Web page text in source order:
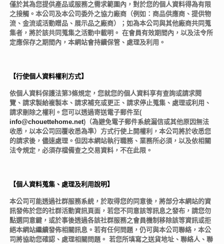
僅於其為您提供產品或服務之需求範圍內，對於您的個人資料得為有限
之接觸。本公司及本公司委外之協力廠商（例如：商品供應商、提供物
流、金流或活動贈品、展示品之廠商）；如為本公司與其他廠商共同蒐
集者，將於該共同蒐集之活動中載明。 在會員有效期間內，以及法令所
定應保存之期間內，本網站會持續保管、處理及利用。
【行使個人資料權利方式】
依個人資料保護法第3條規定，您就您的個人資料享有查詢或請求閱
覽、請求製給複製本、請求補充或更正、請求停止蒐集、處理或利用、
請求刪除之權利。您可以透過寄送電子郵件至(
info@chouettehome.net)（為避免電子郵件系統漏信或其他原因無法
收悉，以本公司回覆收悉為準）方式行使上開權利，本公司將於收悉您
的請求後，儘速處理。但因本網站執行職務、業務所必須，以及依相關
法令規定，必須存檔備查之交易資料，不在此限。
【個人資料蒐集、處理及利用說明】
本公司可能透過社群服務系統，於取得您的同意後，將部分本網站的資
訊發佈於您的社群活動資訊頁面，若您不同意該等訊息之發布，請您勿
點選同意鍵，或於事後透過各該社群服務之會員機制移除該等資訊或拒
絕本網站繼續發佈相關訊息。若有任何問題，仍可與本公司聯絡，本公
司將協助您確認、處理相關問題。 若您所填寫之送貨地址、聯絡人、聯